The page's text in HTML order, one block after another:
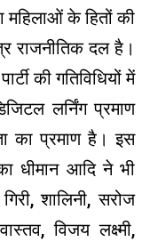
महिलाओं के हितों की
राजनीतिक दल है।
की गतिविधियों में
लर्निंग प्रमाण
का प्रमाण है। इस
धीमान आदि ने भी
शालिनी, सरोज
विजय लक्ष्मी,